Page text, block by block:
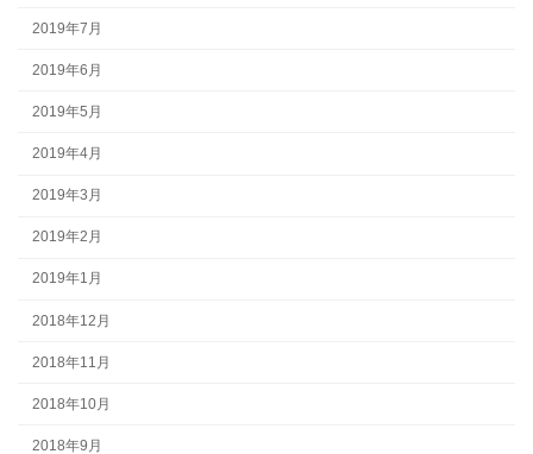
2019年7月
2019年6月
2019年5月
2019年4月
2019年3月
2019年2月
2019年1月
2018年12月
2018年11月
2018年10月
2018年9月